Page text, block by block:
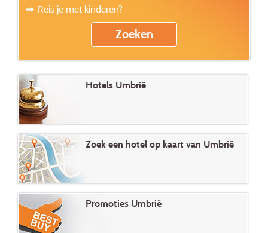
Reis je met kinderen?
Hotels Umbrië
Zoek een hotel op kaart van Umbrië
Promoties Umbrië